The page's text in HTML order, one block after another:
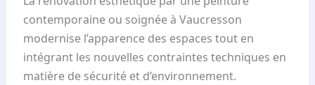
contemporaine ou soignée à Vaucresson
modernise l’apparence des espaces tout en
intégrant les nouvelles contraintes techniques en
matière de sécurité et d’environnement.